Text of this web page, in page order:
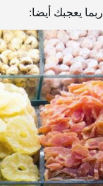
ربما يعجبك أيضا: